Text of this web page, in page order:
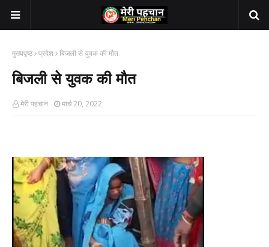
मुख्यपृष्ठ प्रदेश बिजली से युवक की मौत
बिजली से युवक की मौत
मेरी पहचान मार्च 20, 2022